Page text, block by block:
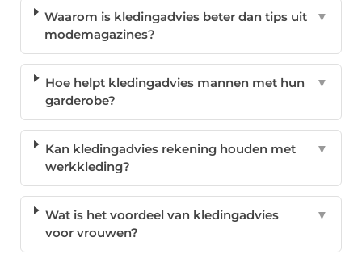
Waarom is kledingadvies beter dan tips uit
modemagazines?
▼
Hoe helpt kledingadvies mannen met hun
garderobe?
▼
Kan kledingadvies rekening houden met
werkkleding?
▼
Wat is het voordeel van kledingadvies
voor vrouwen?
▼